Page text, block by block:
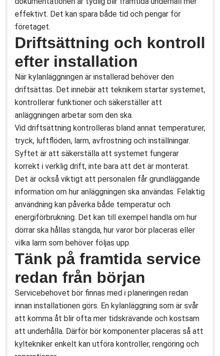
effektivt. Det kan spara både tid och pengar för
företaget.
Driftsättning och kontroll
efter installation
När kylanläggningen är installerad behöver den
driftsättas. Det innebär att teknikern startar systemet,
kontrollerar funktioner och säkerställer att
anläggningen arbetar som den ska.
Vid driftsättning kontrolleras bland annat temperaturer,
tryck, luftflöden, larm, avfrostning och inställningar.
Syftet är att säkerställa att systemet fungerar
korrekt i verklig drift, inte bara att det är monterat.
Det är också viktigt att personalen får grundläggande
information om hur anläggningen ska användas. Felaktig
användning kan påverka både temperatur och
energiförbrukning. Det kan till exempel handla om hur
dörrar ska hållas stängda, hur varor bör placeras eller
vilka larm som behöver följas upp.
Tänk på framtida service
redan från början
Servicebehovet bör finnas med i planeringen redan
innan installationen görs. En kylanläggning som är svår
att komma åt blir ofta mer tidskrävande och kostsam
att underhålla. Därför bör komponenter placeras så att
kyltekniker enkelt kan utföra kontroller, rengöring och